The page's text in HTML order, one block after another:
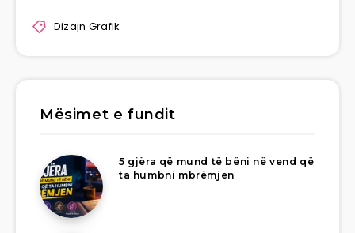
Dizajn Grafik
Mësimet e fundit
5 gjëra që mund të bëni në vend që
ta humbni mbrëmjen